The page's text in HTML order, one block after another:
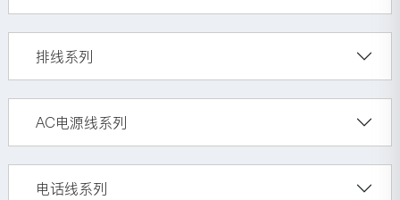
排线系列
AC电源线系列
电话线系列